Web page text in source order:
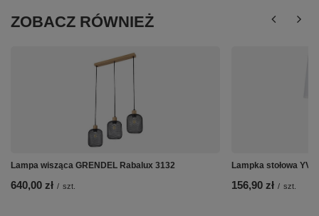
ZOBACZ RÓWNIEŻ
Lampa wisząca GRENDEL Rabalux 3132
640,00 zł / szt.
Lampka stołowa
156,90 zł / szt.